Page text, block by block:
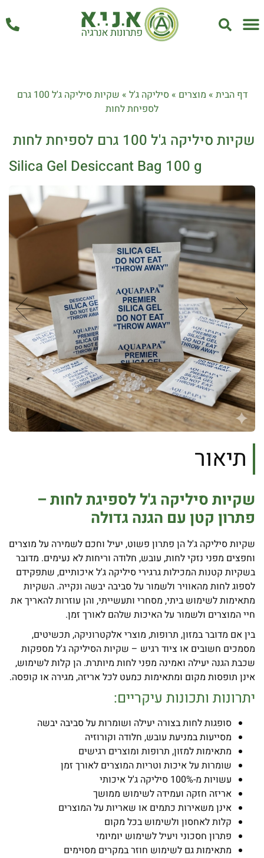
דף הבית » מוצרים » סיליקה ג'ל »
שקיות סיליקה ג'ל 100 גרם
לספיחת לחות
שקיות סיליקה ג'ל 100 גרם לספיחת לחות
Silica Gel Desiccant Bag 100 g
תיאור
שקיות סיליקה ג'ל לספיגת לחות –
פתרון קטן עם הגנה גדולה
שקיות סיליקה ג'ל הן פתרון פשוט, יעיל וחכם לשמירה על מוצרים
וחפצים מפני נזקי לחות, עובש, חלודה וריחות לא נעימים. מדובר
בשקיות קטנות המכילות גרגירי סיליקה ג'ל איכותיים, שתפקידם
לספוג לחות מהאוויר ולשמור על סביבה יבשה ונקייה. השקיות
מתאימות לשימוש ביתי, מסחרי ותעשייתי, והן עוזרות להאריך את
חיי המוצרים ולשמור על האיכות שלהם לאורך זמן.
בין אם מדובר במזון, תרופות, מוצרי אלקטרוניקה, תכשיטים,
מסמכים חשובים או ציוד רגיש – שקיות הסיליקה ג'ל מספקות
שכבת הגנה יעילה ואמינה מפני לחות מיותרת. הן קלות לשימוש,
אינן תופסות מקום ומתאימות כמעט לכל אריזה, מגירה או קופסה.
יתרונות ותכונות עיקריים:
סופגות לחות בצורה יעילה ושומרות על סביבה יבשה
מסייעות במניעת עובש, חלודה וקורוזיה
מתאימות למזון, תרופות ומוצרים רגישים
שומרות על איכות וטריות המוצרים לאורך זמן
עשויות מ-100% סיליקה ג'ל איכותי
אריזה חזקה ועמידה לשימוש ממושך
אינן משאירות כתמים או שאריות על המוצרים
קלות לאחסון ולשימוש בכל מקום
פתרון חסכוני ויעיל לשימוש יומיומי
מתאימות גם לשימוש חוזר במקרים מסוימים